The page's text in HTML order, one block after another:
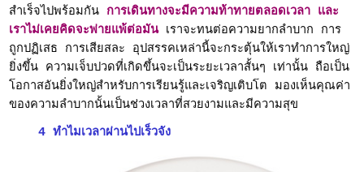
สำเร็จไปพร้อมกัน การเดินทางจะมีความท้าทายตลอดเวลา และ
เราไม่เคยคิดจะพ่ายแพ้ต่อมัน เราจะทนต่อความยากลำบาก การ
ถูกปฏิเสธ การเสียสละ อุปสรรคเหล่านี้จะกระตุ้นให้เราทำการใหญ่
ยิ่งขึ้น ความเจ็บปวดที่เกิดขึ้นจะเป็นระยะเวลาสั้นๆ เท่านั้น ถือเป็น
โอกาสอันยิ่งใหญ่สำหรับการเรียนรู้และเจริญเติบโต มองเห็นคุณค่า
ของความลำบากนั้นเป็นช่วงเวลาที่สวยงามและมีความสุข
4 ทำไมเวลาผ่านไปเร็วจัง